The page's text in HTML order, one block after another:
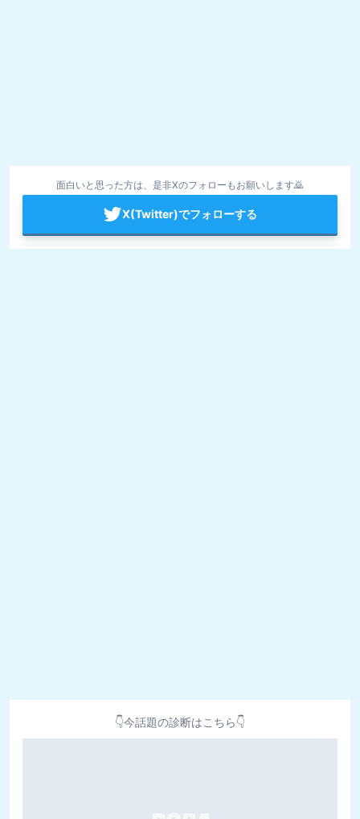
面白いと思った方は、是非Xのフォローもお願いします🙇
X(Twitter)でフォローする
👇今話題の診断はこちら👇